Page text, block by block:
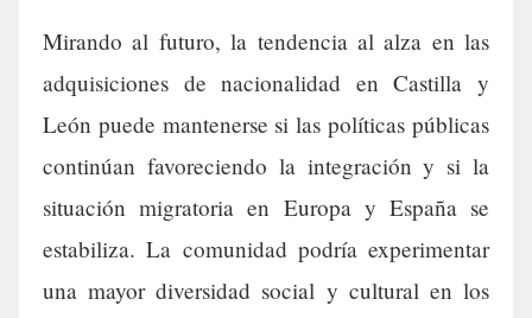
Mirando al futuro, la tendencia al alza en las
adquisiciones de nacionalidad en Castilla y
León puede mantenerse si las políticas públicas
continúan favoreciendo la integración y si la
situación migratoria en Europa y España se
estabiliza. La comunidad podría experimentar
una mayor diversidad social y cultural en los